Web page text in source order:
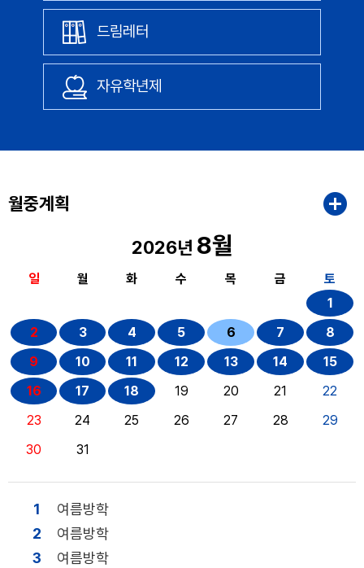
드림레터
자유학년제
월중계획
2026년 8월
일 월 화 수 목 금
토
1
2
3 4 5 6 7
8
9
10 11 12 13 14
15
16
17 18 19 20 21
22
23
24 25 26 27 28
29
30
31
1
여름방학
2
여름방학
3
여름방학